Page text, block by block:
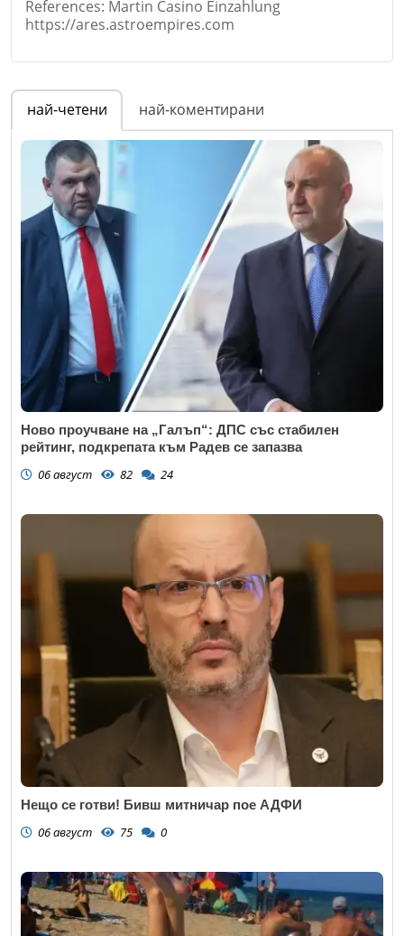
Коментар*
Откажи
Email
Коментар *
Откажи
References: Martin Casino Einzahlung
https://ares.astroempires.com
Име*
Email
Коментар*
най-четени най-коментирани
Ново проучване на „Галъп“: ДПС със стабилен
рейтинг, подкрепата към Радев се запазва
06 август 82 24
Нещо се готви! Бивш митничар пое АДФИ
06 август 75 0